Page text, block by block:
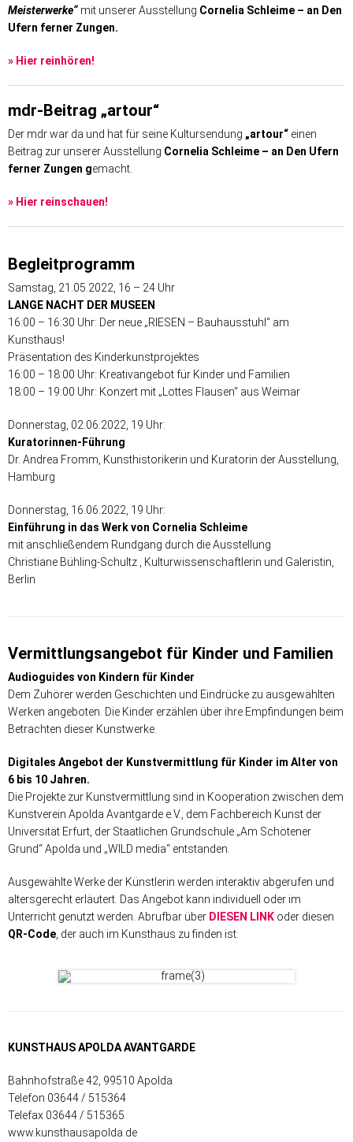
Meisterwerke“ mit unserer Ausstellung Cornelia Schleime – an Den
Ufern ferner Zungen.
» Hier reinhören!
mdr-Beitrag „artour“
Der mdr war da und hat für seine Kultursendung „artour“ einen
Beitrag zur unserer Ausstellung Cornelia Schleime – an Den Ufern
ferner Zungen gemacht.
» Hier reinschauen!
Begleitprogramm
Samstag, 21.05.2022, 16 – 24 Uhr
LANGE NACHT DER MUSEEN
16:00 – 16:30 Uhr: Der neue „RIESEN – Bauhausstuhl“ am
Kunsthaus!
Präsentation des Kinderkunstprojektes
16:00 – 18:00 Uhr: Kreativangebot für Kinder und Familien
18:00 – 19:00 Uhr: Konzert mit „Lottes Flausen“ aus Weimar
Donnerstag, 02.06.2022, 19 Uhr:
Kuratorinnen-Führung
Dr. Andrea Fromm, Kunsthistorikerin und Kuratorin der Ausstellung,
Hamburg
Donnerstag, 16.06.2022, 19 Uhr:
Einführung in das Werk von Cornelia Schleime
mit anschließendem Rundgang durch die Ausstellung
Christiane Bühling-Schultz , Kulturwissenschaftlerin und Galeristin,
Berlin
Vermittlungsangebot für Kinder und Familien
Audioguides von Kindern für Kinder
Dem Zuhörer werden Geschichten und Eindrücke zu ausgewählten
Werken angeboten. Die Kinder erzählen über ihre Empfindungen beim
Betrachten dieser Kunstwerke.
Digitales Angebot der Kunstvermittlung für Kinder im Alter von
6 bis 10 Jahren.
Die Projekte zur Kunstvermittlung sind in Kooperation zwischen dem
Kunstverein Apolda Avantgarde e.V., dem Fachbereich Kunst der
Universität Erfurt, der Staatlichen Grundschule „Am Schötener
Grund“ Apolda und „WILD media“ entstanden.
Ausgewählte Werke der Künstlerin werden interaktiv abgerufen und
altersgerecht erläutert. Das Angebot kann individuell oder im
Unterricht genutzt werden. Abrufbar über DIESEN LINK oder diesen
QR-Code , der auch im Kunsthaus zu finden ist:
KUNSTHAUS APOLDA AVANTGARDE
Bahnhofstraße 42, 99510 Apolda
Telefon 03644 / 515364
Telefax 03644 / 515365
www.kunsthausapolda.de